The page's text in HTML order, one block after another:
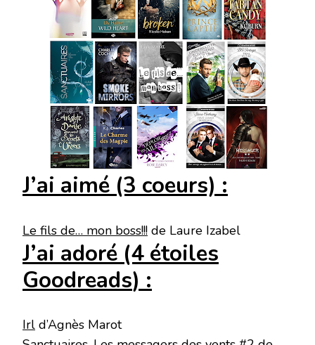
J’ai aimé (3 coeurs) :
Le fils de… mon boss!!! de Laure Izabel
J’ai adoré (4 étoiles
Goodreads) :
Irl d’Agnès Marot